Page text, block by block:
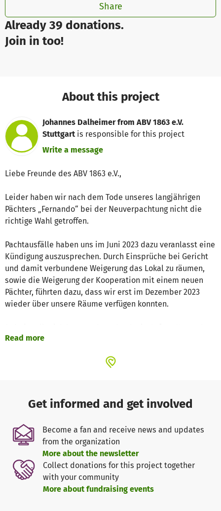
Already 39 donations.
Join in too!
Share
About this project
Johannes Dalheimer from ABV 1863 e.V.
Stuttgart is responsible for this project
Write a message
Liebe Freunde des ABV 1863 e.V.,
Leider haben wir nach dem Tode unseres langjährigen
Pächters „Fernando“ bei der Neuverpachtung nicht die
richtige Wahl getroffen.
Pachtausfälle haben uns im Juni 2023 dazu veranlasst eine
Kündigung auszusprechen. Durch Einsprüche bei Gericht
und damit verbundene Weigerung das Lokal zu räumen,
sowie die Weigerung der Kooperation mit einem neuen
Pächter, führten dazu, dass wir erst im Dezember 2023
wieder über unsere Räume verfügen konnten.
2023 verursachter Vandalismus, nahezu das gesamte
sowie die Theke erneuert werden. Natürlich verbunden
mit erheblichen nicht einkalkulierten Kosten für den
Verein. Hinzu kommen noch Pachtausfälle von ca. 1 Jahr
und Reinigungskosten in erheblichen Umfang. So dass
sich der
Gesamtschaden auf ca. €100.000,00 angehäuft
hat.
Dies führte dazu, dass die geplante Renovierung/Neubau
unseres Spielplatzes nicht realisiert werden konnte. Die
Read more
Get informed and get involved
Become a fan and receive news and updates
from the organization
More about the newsletter
Collect donations for this project together
with your community
More about fundraising events